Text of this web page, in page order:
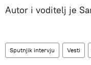
Autor i voditelj je
Sputnjik intervju Vesti